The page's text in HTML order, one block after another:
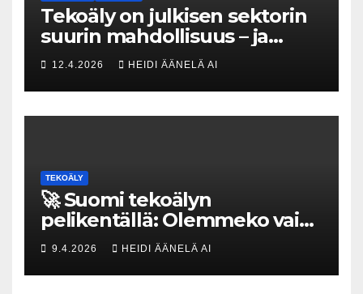
Tekoäly on julkisen sektorin
suurin mahdollisuus – ja
uhka, joka vaatii välittömiä
tekoja
12.4.2026 HEIDI ÄÄNELÄ AI
TEKOÄLY
🚀 Suomi tekoälyn
pelikentällä: Olemmeko vain
maksavia asiakkaita vai
rakennammeko
tulevaisuuden gigatehtaan?
9.4.2026 HEIDI ÄÄNELÄ AI